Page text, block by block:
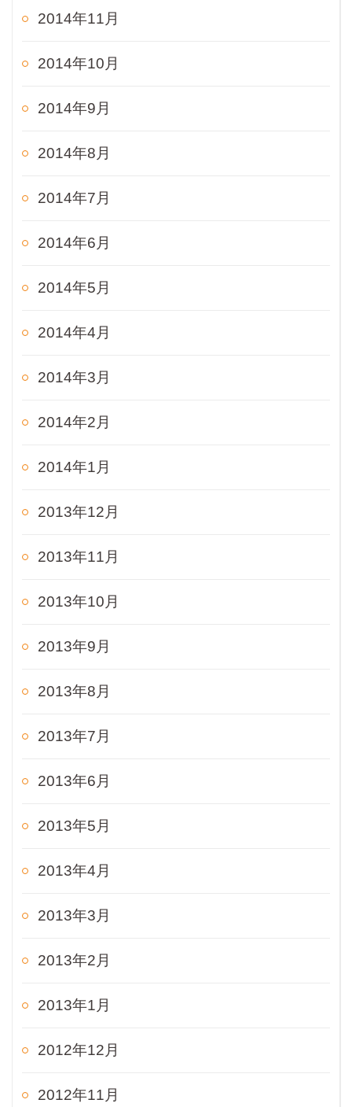
2014年11月
2014年10月
2014年9月
2014年8月
2014年7月
2014年6月
2014年5月
2014年4月
2014年3月
2014年2月
2014年1月
2013年12月
2013年11月
2013年10月
2013年9月
2013年8月
2013年7月
2013年6月
2013年5月
2013年4月
2013年3月
2013年2月
2013年1月
2012年12月
2012年11月